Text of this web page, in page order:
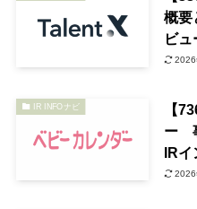
概要
ビュ
2026
IR INFOナビ
【
ー
IRイ
2026